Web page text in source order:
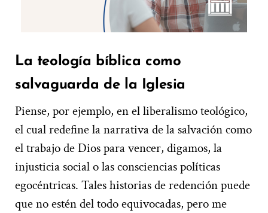
La teología bíblica como
salvaguarda de la Iglesia
Piense, por ejemplo, en el liberalismo teológico,
el cual redefine la narrativa de la salvación como
el trabajo de Dios para vencer, digamos, la
injusticia social o las consciencias políticas
egocéntricas. Tales historias de redención puede
que no estén del todo equivocadas, pero me